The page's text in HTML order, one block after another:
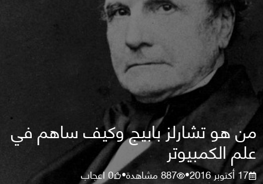
من هو تشارلز بابيج وكيف ساهم في
علم الكمبيوتر
17 أكتوبر 2016 •
887مشاهدة•
0اعجاب